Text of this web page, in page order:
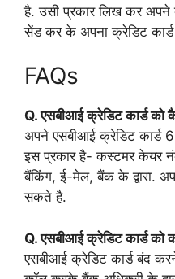
है. उसी प्रकार लिख कर
सेंड कर के अपना क्रेडिट
FAQs
Q. एसबीआई क्रेडिट कार्ड
अपने एसबीआई क्रेडिट कार्ड
इस प्रकार है- कस्टमर केयर
बैंकिंग, ई-मेल, बैंक के द्वारा.
सकते है.
Q. एसबीआई क्रेडिट कार्ड को
एसबीआई क्रेडिट कार्ड बंद